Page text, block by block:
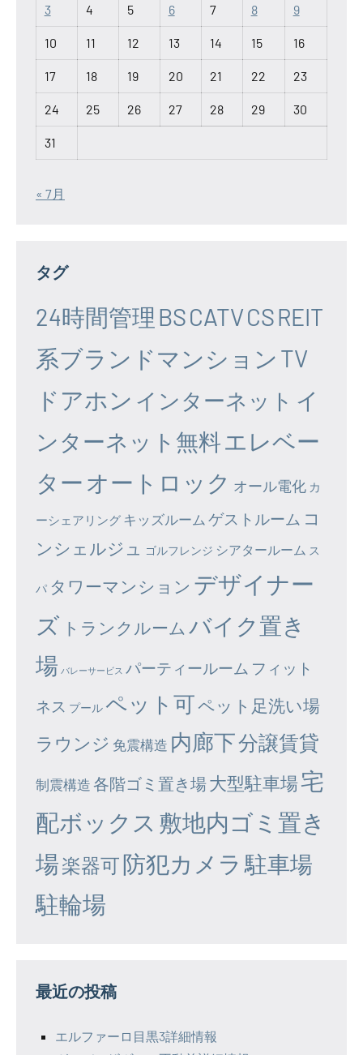
3 4 5 6 7 8 9
10 11 12 13 14 15 16
17 18 19 20 21 22 23
24 25 26 27 28 29 30
31
« 7月
タグ
24時間管理 BSCATVCSREIT
系ブランドマンション TV
ドアホン インターネット イ
ンターネット無料エレベー
ター オートロック オール電化 カ
ーシェアリング キッズルーム ゲストルーム コ
ンシェルジュ
ゴルフレンジ シアタールーム ス
パ タワーマンション デザイナー
ズ トランクルーム バイク置き
場 バレーサービス パーティールーム フィット
ネス プール ペット可ペット足洗い場
ラウンジ 免震構造 内廊下分譲賃貸
制震構造 各階ゴミ置き場大型駐車場宅
配ボックス 敷地内ゴミ置き
場楽器可防犯カメラ 駐車場
駐輪場
最近の投稿
エルファーロ目黒3詳細情報